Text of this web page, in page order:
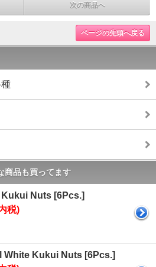
次の商品へ
ページの先頭へ戻る
商品も買ってます
Nuts [6Pcs.]
税)
White Kukui Nuts [6Pcs.]